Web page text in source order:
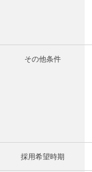
その他条件
採用希望時期